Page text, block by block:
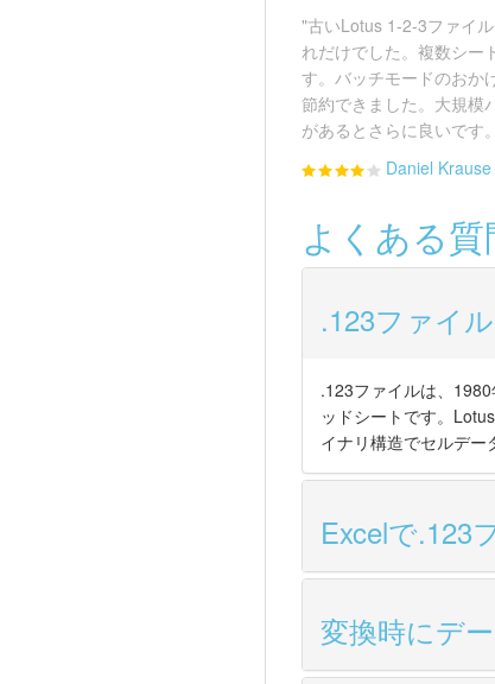
"古いLotus 1-2-3ファイ
れだけでした。複数シー
す。バッチモードのおか
節約できました。大規模
があるとさらに良いです
Daniel Krause
よくある
.123ファイ
.123ファイルは、
ッドシートです。
イナリ構造でセルデー
Excelで.123
変換時にデ